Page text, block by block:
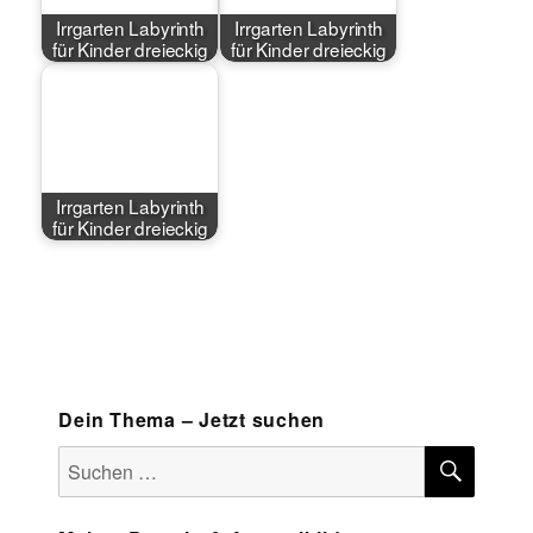
Irrgarten Labyrinth
für Kinder dreieckig
Irrgarten Labyrinth
für Kinder dreieckig
Irrgarten Labyrinth
für Kinder dreieckig
Dein Thema – Jetzt suchen
Suchen
nach: